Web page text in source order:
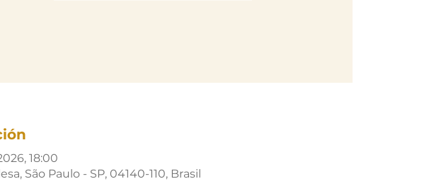
18:00
São Paulo - SP, 04140-110, Brasil